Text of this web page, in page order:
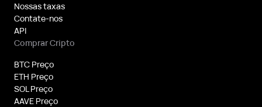
Nossas taxas
Contate-nos
API
Comprar Cripto
BTC Preço
ETH Preço
SOL Preço
AAVE Preço